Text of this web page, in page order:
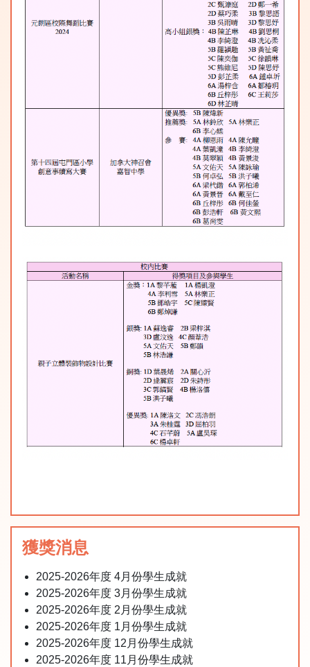
獲獎消息
2025-2026年度 4月份學生成就
2025-2026年度 3月份學生成就
2025-2026年度 2月份學生成就
2025-2026年度 1月份學生成就
2025-2026年度 12月份學生成就
2025-2026年度 11月份學生成就